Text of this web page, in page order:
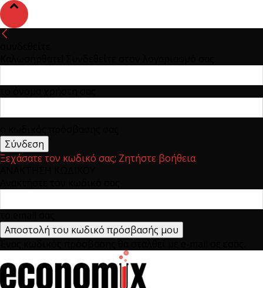
Ξεχάσατε τον κωδικό σας; Ζητήστε βοήθεια